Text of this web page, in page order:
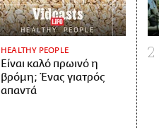
HEALTHY PEOPLE
Είναι καλό πρωινό η
βρόμη; Ένας γιατρός
απαντά